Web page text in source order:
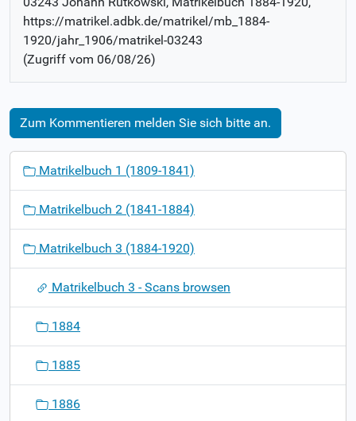
https://matrikel.adbk.de/matrikel/mb_1884-
1920/jahr_1906/matrikel-03243
(Zugriff vom 06/08/26)
Zum Kommentieren melden Sie sich bitte an.
o
Matrikelbuch 1 (1809-1841)
Matrikelbuch 2 (1841-1884)
Matrikelbuch 3 (1884-1920)
Matrikelbuch 3 - Scans browsen
1884
1885
1886